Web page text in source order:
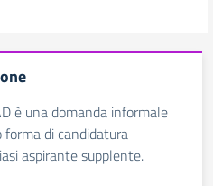
è una domanda informale
di candidatura
aspirante supplente.